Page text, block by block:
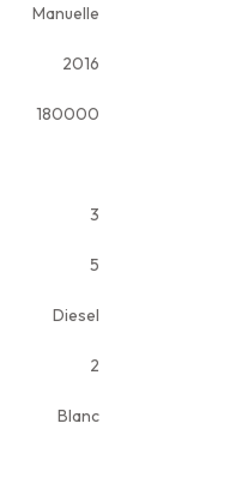
Manuelle
2016
180000
3
5
Diesel
2
Blanc